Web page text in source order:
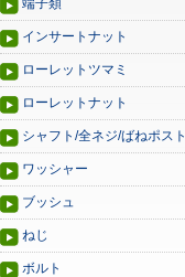
端子類
インサートナット
ローレットツマミ
ローレットナット
シャフト/全ネジ/ばねポスト
ワッシャー
ブッシュ
ねじ
ボルト